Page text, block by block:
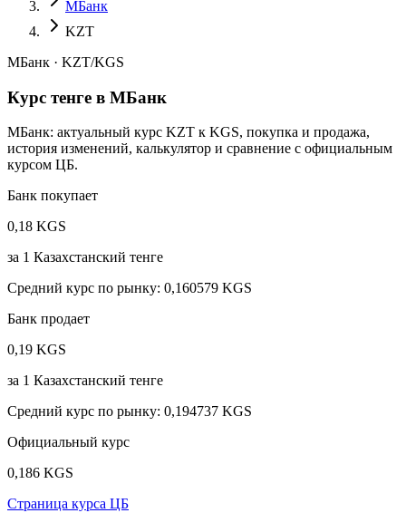
МБанк
KZT
МБанк · KZT/KGS
Курс тенге в МБанк
МБанк: актуальный курс KZT к KGS, покупка и продажа,
история изменений, калькулятор и сравнение с официальным
курсом ЦБ.
Банк покупает
0,18 KGS
за 1 Казахстанский тенге
Средний курс по рынку: 0,160579 KGS
Банк продает
0,19 KGS
за 1 Казахстанский тенге
Средний курс по рынку: 0,194737 KGS
Официальный курс
0,186 KGS
Страница курса ЦБ